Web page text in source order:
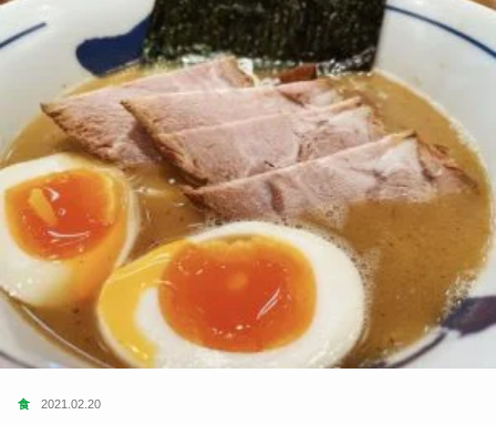
食 2021.02.20